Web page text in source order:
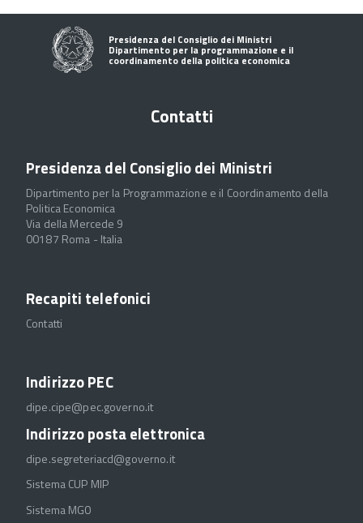
Presidenza del Consiglio dei Ministri
Dipartimento per la programmazione e il
coordinamento della politica economica
Contatti
Presidenza del Consiglio dei Ministri
Dipartimento per la Programmazione e il Coordinamento della
Politica Economica
Via della Mercede 9
00187 Roma - Italia
Recapiti telefonici
Contatti
Indirizzo PEC
dipe.cipe@pec.governo.it
Indirizzo posta elettronica
dipe.segreteriacd@governo.it
Sistema CUP MIP
Sistema MGO